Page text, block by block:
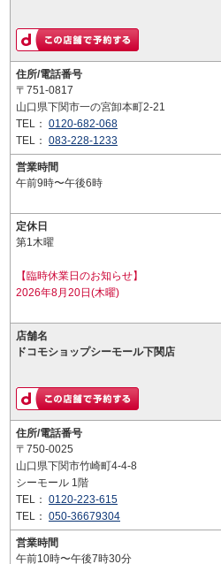
住所/電話番号
〒751-0817
山口県下関市一の宮卸本町2-21
TEL： 0120-682-068
TEL： 083-228-1233
営業時間
午前9時〜午後6時
定休日
第1木曜
【臨時休業日のお知らせ】
2026年8月20日(木曜)
店舗名
ドコモショップシーモール下関店
住所/電話番号
〒750-0025
山口県下関市竹崎町4-4-8
シーモール 1階
TEL： 0120-223-615
TEL： 050-36679304
営業時間
午前10時〜午後7時30分